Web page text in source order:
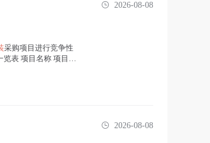
采购项目进行竞争性
表 项目名称 项目编
2026-08-08
2026-08-08